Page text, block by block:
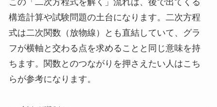
この「二次方程式を解く」流れは、後で出てくる
構造計算や試験問題の土台になります。二次方程
式は二次関数（放物線）とも直結していて、グラ
フが横軸と交わる点を求めることと同じ意味を持
ちます。関数とのつながりを押さえたい人はこち
らが参考になります。